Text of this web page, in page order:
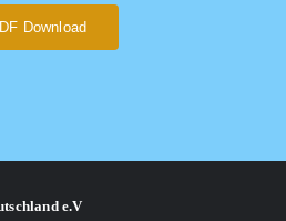
Download
e.V